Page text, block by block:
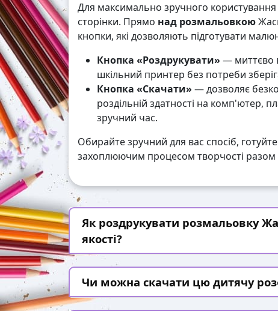
Для максимально зручного
сторінки. Прямо над розмальовкою
кнопки, які дозволяють підготувати
Кнопка «Роздрукувати» — миттєво
шкільний принтер без потреби
Кнопка «Скачати» — дозволяє
роздільній здатності на комп'ютер,
зручний час.
Обирайте зручний для вас спосіб,
захоплюючим процесом творчості разом
Як роздрукувати розмальовку
якості?
Чи можна скачати цю дитячу